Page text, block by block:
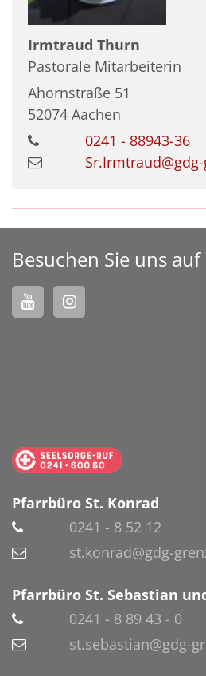
Irmtraud Thurn
Pastorale Mitarbeiterin
Ahornstraße 51
52074 Aachen
0241 - 88943-36
Besuchen Sie uns auf
Pfarrbüro St. Konrad
0241 - 8 52 12
st.konrad@gdg-
Pfarrbüro St. Sebastian
0241 - 8 89 43 - 0
st.sebastian@gdg-